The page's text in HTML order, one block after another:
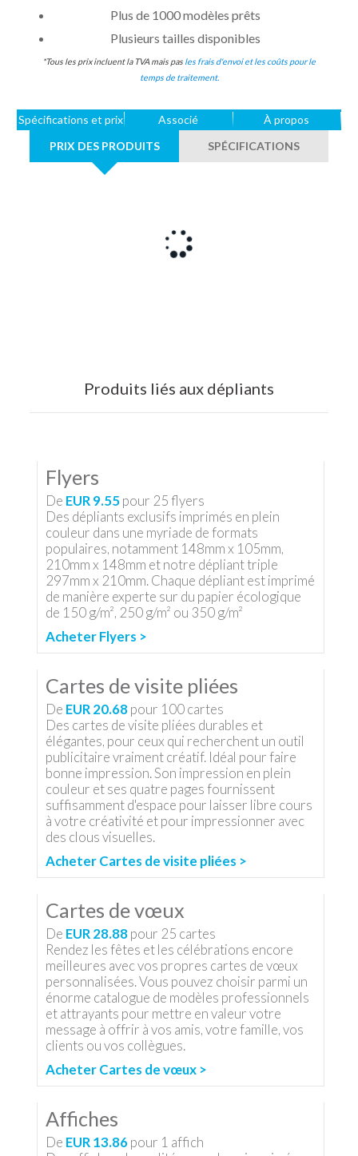
Plus de 1000 modèles prêts
Plusieurs tailles disponibles
*Tous les prix incluent la TVA mais pas les frais d'envoi et les coûts pour le
temps de traitement.
Spécifications et prix Associé
À propos
PRIX DES PRODUITS
SPÉCIFICATIONS
Produits liés aux dépliants
Flyers
De EUR 9.55 pour 25flyers
Des dépliants exclusifs imprimés en plein
couleur dans une myriade de formats
populaires, notamment 148mm x 105mm,
210mm x 148mm et notre dépliant triple
297mm x 210mm. Chaque dépliant est imprimé
de manière experte sur du papier écologique
de 150 g/m², 250 g/m² ou 350 g/m²
Acheter Flyers >
Cartes de visite pliées
De EUR 20.68pour 100cartes
Des cartes de visite pliées durables et
élégantes, pour ceux qui recherchent un outil
publicitaire vraiment créatif. Idéal pour faire
bonne impression. Son impression en plein
couleur et ses quatre pages fournissent
suffisamment d'espace pour laisser libre cours
à votre créativité et pour impressionner avec
des clous visuelles.
Acheter Cartes de visite pliées >
Cartes de vœux
De EUR 28.88pour 25 cartes
Rendez les fêtes et les célébrations encore
meilleures avec vos propres cartes de vœux
personnalisées. Vous pouvez choisir parmi un
énorme catalogue de modèles professionnels
et attrayants pour mettre en valeur votre
message à offrir à vos amis, votre famille, vos
clients ou vos collègues.
Acheter Cartes de vœux >
Affiches
De EUR 13.86pour 1 affich